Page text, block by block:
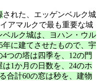
された、エッゲンベルク城
イアマルクで最も重要な城
ベルク城は、ヨハン・ウル
年に建てさせたもので、宇
つの塔は四季を、12の門
1か月の日数を、24のホ
合計60の窓は秒を、建物